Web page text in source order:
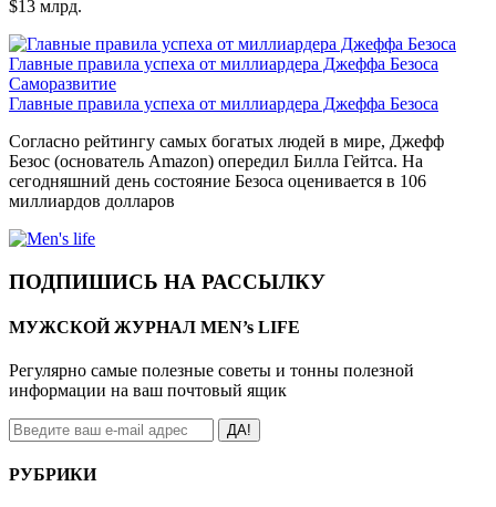
$13 млрд.
Главные правила успеха от миллиардера Джеффа Безоса
Саморазвитие
Главные правила успеха от миллиардера Джеффа Безоса
Согласно рейтингу самых богатых людей в мире, Джефф
Безос (основатель Amazon) опередил Билла Гейтса. На
сегодняшний день состояние Безоса оценивается в 106
миллиардов долларов
ПОДПИШИСЬ НА РАССЫЛКУ
МУЖСКОЙ ЖУРНАЛ MEN’s LIFE
Регулярно самые полезные советы и тонны полезной
информации на ваш почтовый ящик
ДА!
РУБРИКИ